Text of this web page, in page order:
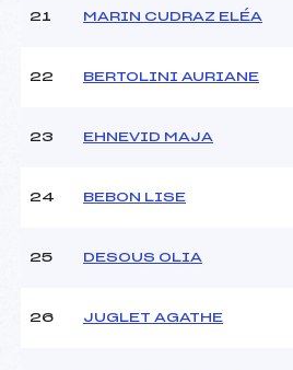
21 MARIN CUDRAZ ELÉA
22 BERTOLINI AURIANE
23 EHNEVID MAJA
24 BEBON LISE
25 DESOUS OLIA
26 JUGLET AGATHE